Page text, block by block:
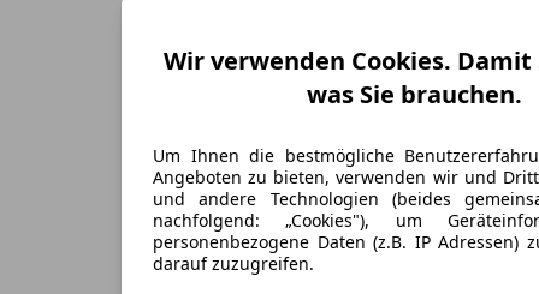
Wir verwenden Cookies.
was Sie brauchen.
Um Ihnen die bestmögliche
Angeboten zu bieten, verwenden wir und
und andere Technologien (beides
nachfolgend: „Cookies"), um
personenbezogene Daten (z.B. IP Adressen)
darauf zuzugreifen.